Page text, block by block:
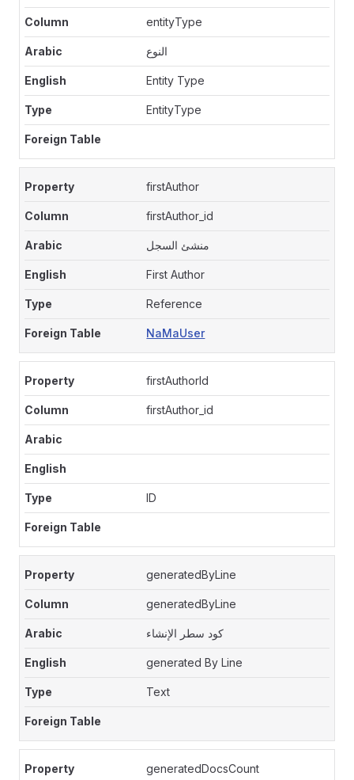
entityType
النوع
Entity Type
EntityType
firstAuthor
firstAuthor_id
منشئ السجل
First Author
Reference
NaMaUser
firstAuthorId
firstAuthor_id
ID
generatedByLine
generatedByLine
كود سطر الإنشاء
generated By Line
Text
generatedDocsCount